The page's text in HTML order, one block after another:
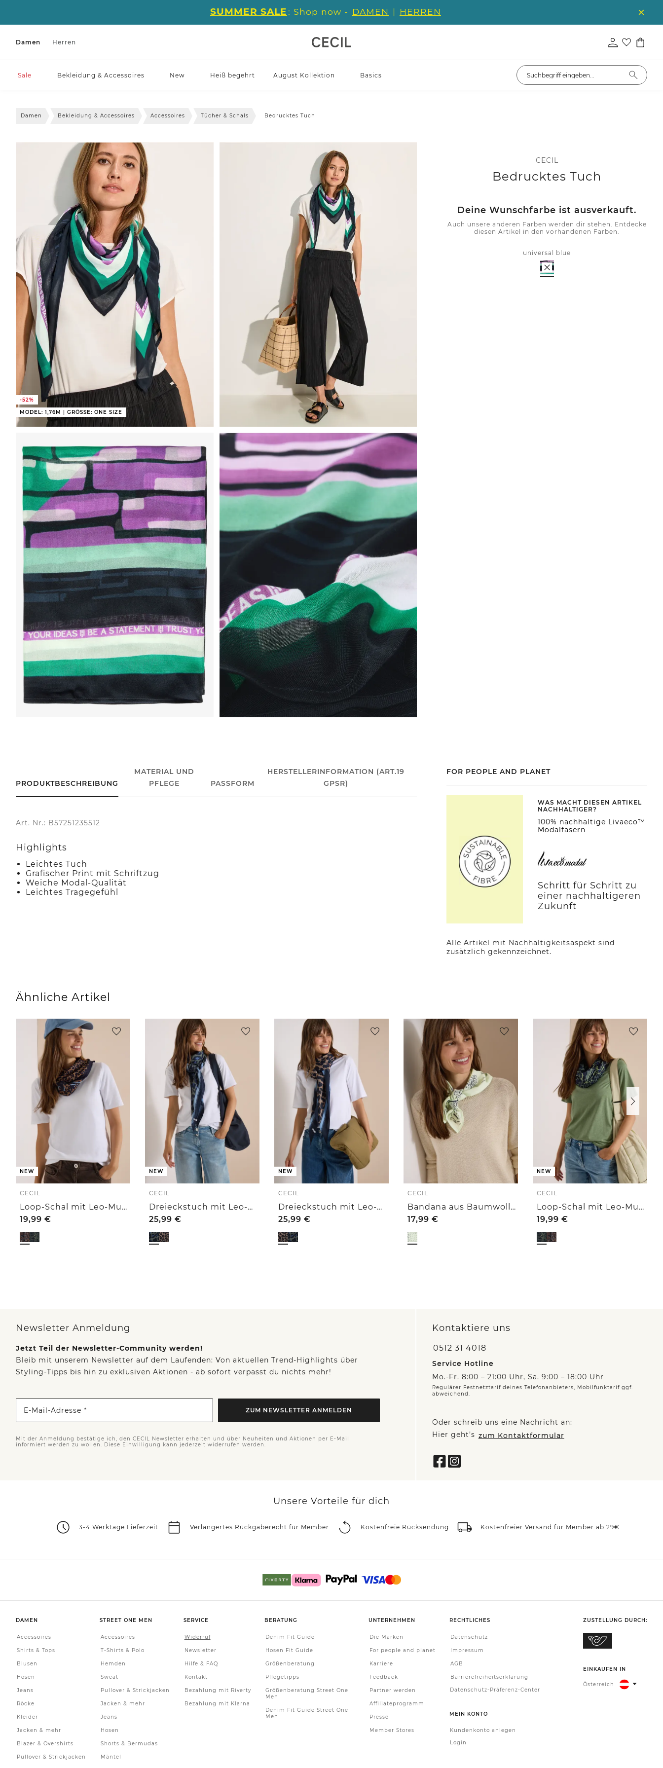
SUMMER SALE : Shop now - DAMEN | HERREN
Damen Herren
Sale Bekleidung & Accessoires New Heiß begehrt August Kollektion Basics
Damen Bekleidung & Accessoires Accessoires Tücher & Schals Bedrucktes Tuch
-52%
MODEL: 1,76M | GRÖSSE: ONE SIZE
CECIL
Bedrucktes Tuch
Deine Wunschfarbe ist ausverkauft.
Auch unsere anderen Farben werden dir stehen. Entdecke
diesen Artikel in den vorhandenen Farben.
universal blue
PRODUKTBESCHREIBUNG
MATERIAL UND
PFLEGE
PASSFORM
HERSTELLERINFORMATION (ART.19
GPSR)
Art. Nr.: B57251235512
Highlights
Leichtes Tuch
Grafischer Print mit Schriftzug
Weiche Modal-Qualität
Leichtes Tragegefühl
FOR PEOPLE AND PLANET
WAS MACHT DIESEN ARTIKEL
NACHHALTIGER?
100% nachhaltige Livaeco™
Modalfasern
Schritt für Schritt zu
einer nachhaltigeren
Zukunft
Alle Artikel mit Nachhaltigkeitsaspekt sind
zusätzlich gekennzeichnet.
Ähnliche Artikel
NEW
CECIL
Loop-Schal mit Leo-Muster
19,99 €
NEW
CECIL
Dreieckstuch mit Leo-Muster
25,99 €
NEW
CECIL
Dreieckstuch mit Leo-Muster
25,99 €
CECIL
Bandana aus Baumwolle mit Print
17,99 €
NEW
CECIL
Loop-Schal mit Leo-Muster
19,99 €
Newsletter Anmeldung
Jetzt Teil der Newsletter-Community werden!
Bleib mit unserem Newsletter auf dem Laufenden: Von aktuellen Trend-Highlights über
Styling-Tipps bis hin zu exklusiven Aktionen - ab sofort verpasst du nichts mehr!
E-Mail-Adresse * ZUM NEWSLETTER ANMELDEN
Mit der Anmeldung bestätige ich, den CECIL Newsletter erhalten und über Neuheiten und Aktionen per E-Mail
informiert werden zu wollen. Diese Einwilligung kann jederzeit widerrufen werden.
Kontaktiere uns
0512 31 4018
Service Hotline
Mo.-Fr. 8:00 – 21:00 Uhr, Sa. 9:00 – 18:00 Uhr
Regulärer Festnetztarif deines Telefonanbieters, Mobilfunktarif ggf.
abweichend.
Oder schreib uns eine Nachricht an:
Hier geht’s zum Kontaktformular
Unsere Vorteile für dich
3-4 Werktage Lieferzeit Verlängertes Rückgaberecht für Member Kostenfreie Rücksendung Kostenfreier Versand für Member ab 29€
DAMEN
Accessoires
Shirts & Tops
Blusen
Hosen
Jeans
Röcke
Kleider
Jacken & mehr
Blazer & Overshirts
Pullover & Strickjacken
STREET ONE MEN
Accessoires
T-Shirts & Polo
Hemden
Sweat
Pullover & Strickjacken
Jacken & mehr
Jeans
Hosen
Shorts & Bermudas
Mäntel
SERVICE
Widerruf
Newsletter
Hilfe & FAQ
Kontakt
Bezahlung mit Riverty
Bezahlung mit Klarna
BERATUNG
Denim Fit Guide
Hosen Fit Guide
Größenberatung
Pflegetipps
Größenberatung Street One
Men
Denim Fit Guide Street One
Men
UNTERNEHMEN
Die Marken
For people and planet
Karriere
Feedback
Partner werden
Affiliateprogramm
Presse
Member Stores
RECHTLICHES
Datenschutz
Impressum
AGB
Barrierefreiheitserklärung
Datenschutz-Präferenz-Center
MEIN KONTO
Kundenkonto anlegen
Login
ZUSTELLUNG DURCH:
EINKAUFEN IN
Österreich